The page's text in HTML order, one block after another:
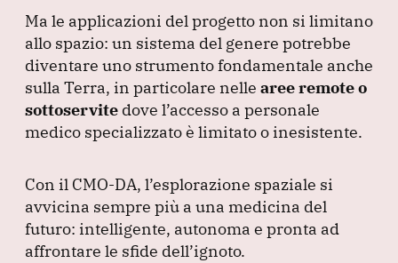
Ma le applicazioni del progetto non si limitano
allo spazio: un sistema del genere potrebbe
diventare uno strumento fondamentale anche
sulla Terra, in particolare nelle aree remote o
sottoservite dove l’accesso a personale
medico specializzato è limitato o inesistente.
Con il CMO-DA, l’esplorazione spaziale si
avvicina sempre più a una medicina del
futuro: intelligente, autonoma e pronta ad
affrontare le sfide dell’ignoto.